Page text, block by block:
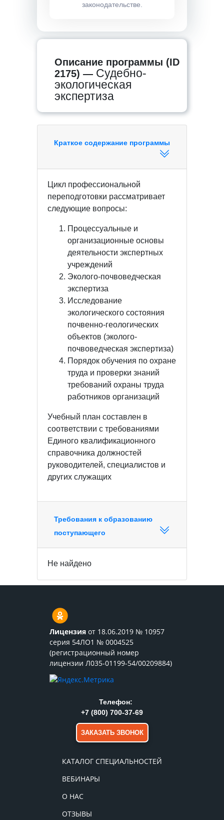
законодательстве.
Описание программы (ID
2175) — Судебно-
экологическая
экспертиза
Краткое содержание программы
Цикл профессиональной
переподготовки рассматривает
следующие вопросы:
Процессуальные и
организационные основы
деятельности экспертных
учреждений
Эколого-почвоведческая
экспертиза
Исследование
экологического состояния
почвенно-геологических
объектов (эколого-
почвоведческая экспертиза)
Порядок обучения по охране
труда и проверки знаний
требований охраны труда
работников организаций
Учебный план составлен в
соответствии с требованиями
Единого квалификационного
справочника должностей
руководителей, специалистов и
других служащих
Требования к образованию
поступающего
Не найдено
Лицензия от 18.06.2019 № 10957
серия 54ЛО1 № 0004525
(регистрационный номер
лицензии Л035-01199-54/00209884)
КАТАЛОГ СПЕЦИАЛЬНОСТЕЙ
ВЕБИНАРЫ
О НАС
ОТЗЫВЫ
Телефон:
+7 (800) 700-37-69
ЗАКАЗАТЬ ЗВОНОК